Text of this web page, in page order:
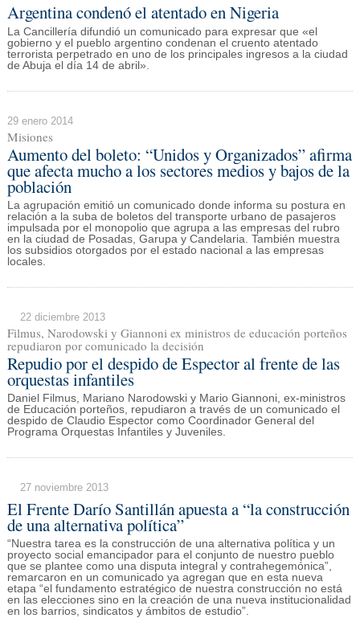
Argentina condenó el atentado en Nigeria
La Cancillería difundió un comunicado para expresar que «el
gobierno y el pueblo argentino condenan el cruento atentado
terrorista perpetrado en uno de los principales ingresos a la ciudad
de Abuja el día 14 de abril».
29 enero 2014
Misiones
Aumento del boleto: “Unidos y Organizados” afirma
que afecta mucho a los sectores medios y bajos de la
población
La agrupación emitió un comunicado donde informa su postura en
relación a la suba de boletos del transporte urbano de pasajeros
impulsada por el monopolio que agrupa a las empresas del rubro
en la ciudad de Posadas, Garupa y Candelaria. También muestra
los subsidios otorgados por el estado nacional a las empresas
locales.
22 diciembre 2013
Filmus, Narodowski y Giannoni ex ministros de educación porteños
repudiaron por comunicado la decisión
Repudio por el despido de Espector al frente de las
orquestas infantiles
Daniel Filmus, Mariano Narodowski y Mario Giannoni, ex-ministros
de Educación porteños, repudiaron a través de un comunicado el
despido de Claudio Espector como Coordinador General del
Programa Orquestas Infantiles y Juveniles.
27 noviembre 2013
El Frente Darío Santillán apuesta a “la construcción
de una alternativa política”
“Nuestra tarea es la construcción de una alternativa política y un
proyecto social emancipador para el conjunto de nuestro pueblo
que se plantee como una disputa integral y contrahegemónica”,
remarcaron en un comunicado ya agregan que en esta nueva
etapa “el fundamento estratégico de nuestra construcción no está
en las elecciones sino en la creación de una nueva institucionalidad
en los barrios, sindicatos y ámbitos de estudio”.